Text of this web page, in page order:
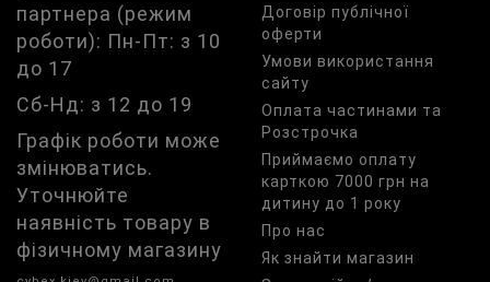
партнера (режим
роботи): Пн-Пт: з 10
до 17
Сб-Нд: з 12 до 19
Графік роботи може
змінюватись.
Уточнюйте
наявність товару в
фізичному магазину
Договір публічної
оферти
Умови використання
сайту
Оплата частинами та
Розстрочка
Приймаємо оплату
карткою 7000 грн на
дитину до 1 року
Про нас
Як знайти магазин